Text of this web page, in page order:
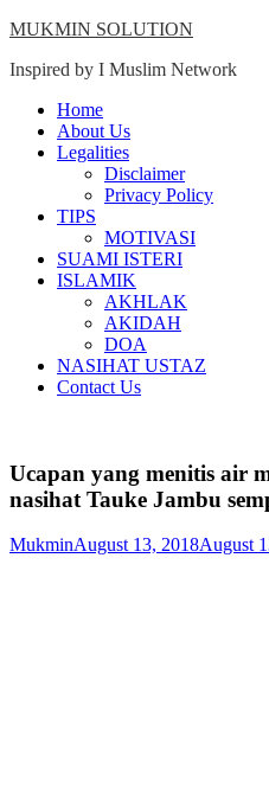
Skip
content
MUKMIN SOLUTION
Inspired by I Muslim Network
Close
Menu
Home
About Us
Legalities
Disclaimer
Privacy Policy
TIPS
MOTIVASI
SUAMI ISTERI
ISLAMIK
AKHLAK
AKIDAH
DOA
NASIHAT USTAZ
Contact Us
Ucapan yang menitis air
nasihat Tauke Jambu
MukminAugust 13, 2018August